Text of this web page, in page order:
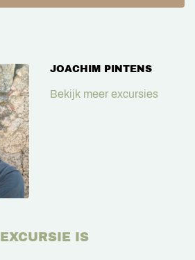
JOACHIM PINTENS
Bekijk meer excursies
IS